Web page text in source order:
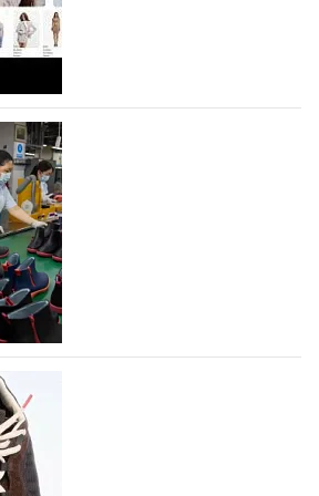
Китая, является
обувной компанией,
производство и…
- новый раздел и
локальных
Lamoda решил обновить
продукции локальных
одежды, обуви и аксессуаров.
маркетинговую…
производства обуви в
не увеличился
производство обуви